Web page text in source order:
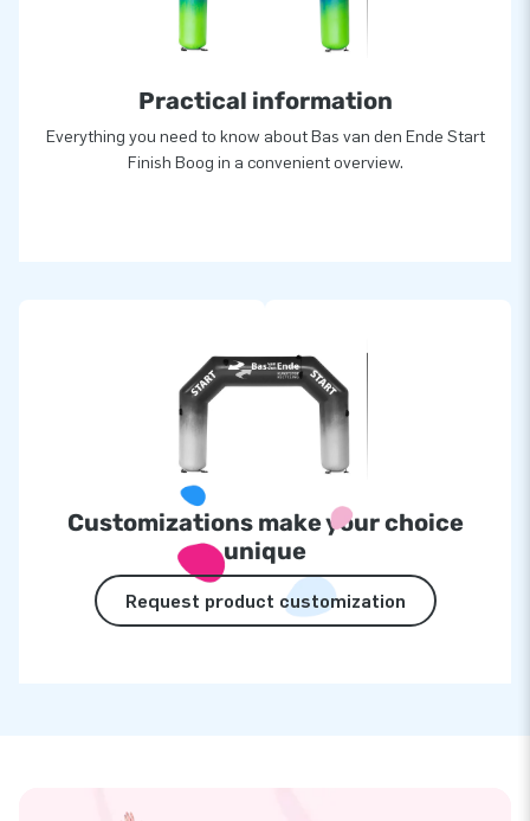
Practical information
Everything you need to know about Bas van den Ende Start
Finish Boog in a convenient overview.
Customizations make your choice
unique
Request product customization